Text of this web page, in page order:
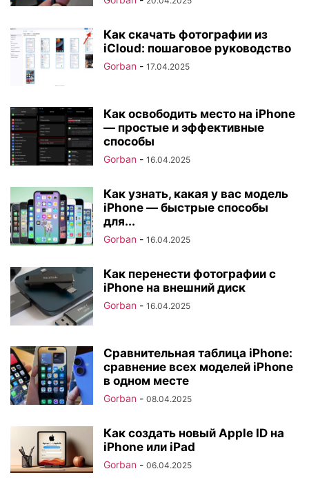
Как скачать фотографии из
iCloud: пошаговое руководство
Gorban - 17.04.2025
Как освободить место на iPhone
— простые и эффективные
способы
Gorban - 16.04.2025
Как узнать, какая у вас модель
iPhone — быстрые способы
для...
Gorban - 16.04.2025
Как перенести фотографии с
iPhone на внешний диск
Gorban - 16.04.2025
Сравнительная таблица iPhone:
сравнение всех моделей iPhone
в одном месте
Gorban - 08.04.2025
Как создать новый Apple ID на
iPhone или iPad
Gorban - 06.04.2025